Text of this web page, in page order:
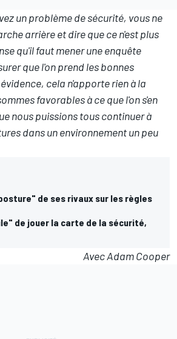
un problème de sécurité, vous ne
arrière et dire que ce n'est plus
qu'il faut mener une enquête
que l'on prend les bonnes
cela n'apporte rien à la
favorables à ce que l'on s'en
nous puissions tous continuer à
dans un environnement un peu
de ses rivaux sur les règles
de jouer la carte de la sécurité,
Avec Adam Cooper